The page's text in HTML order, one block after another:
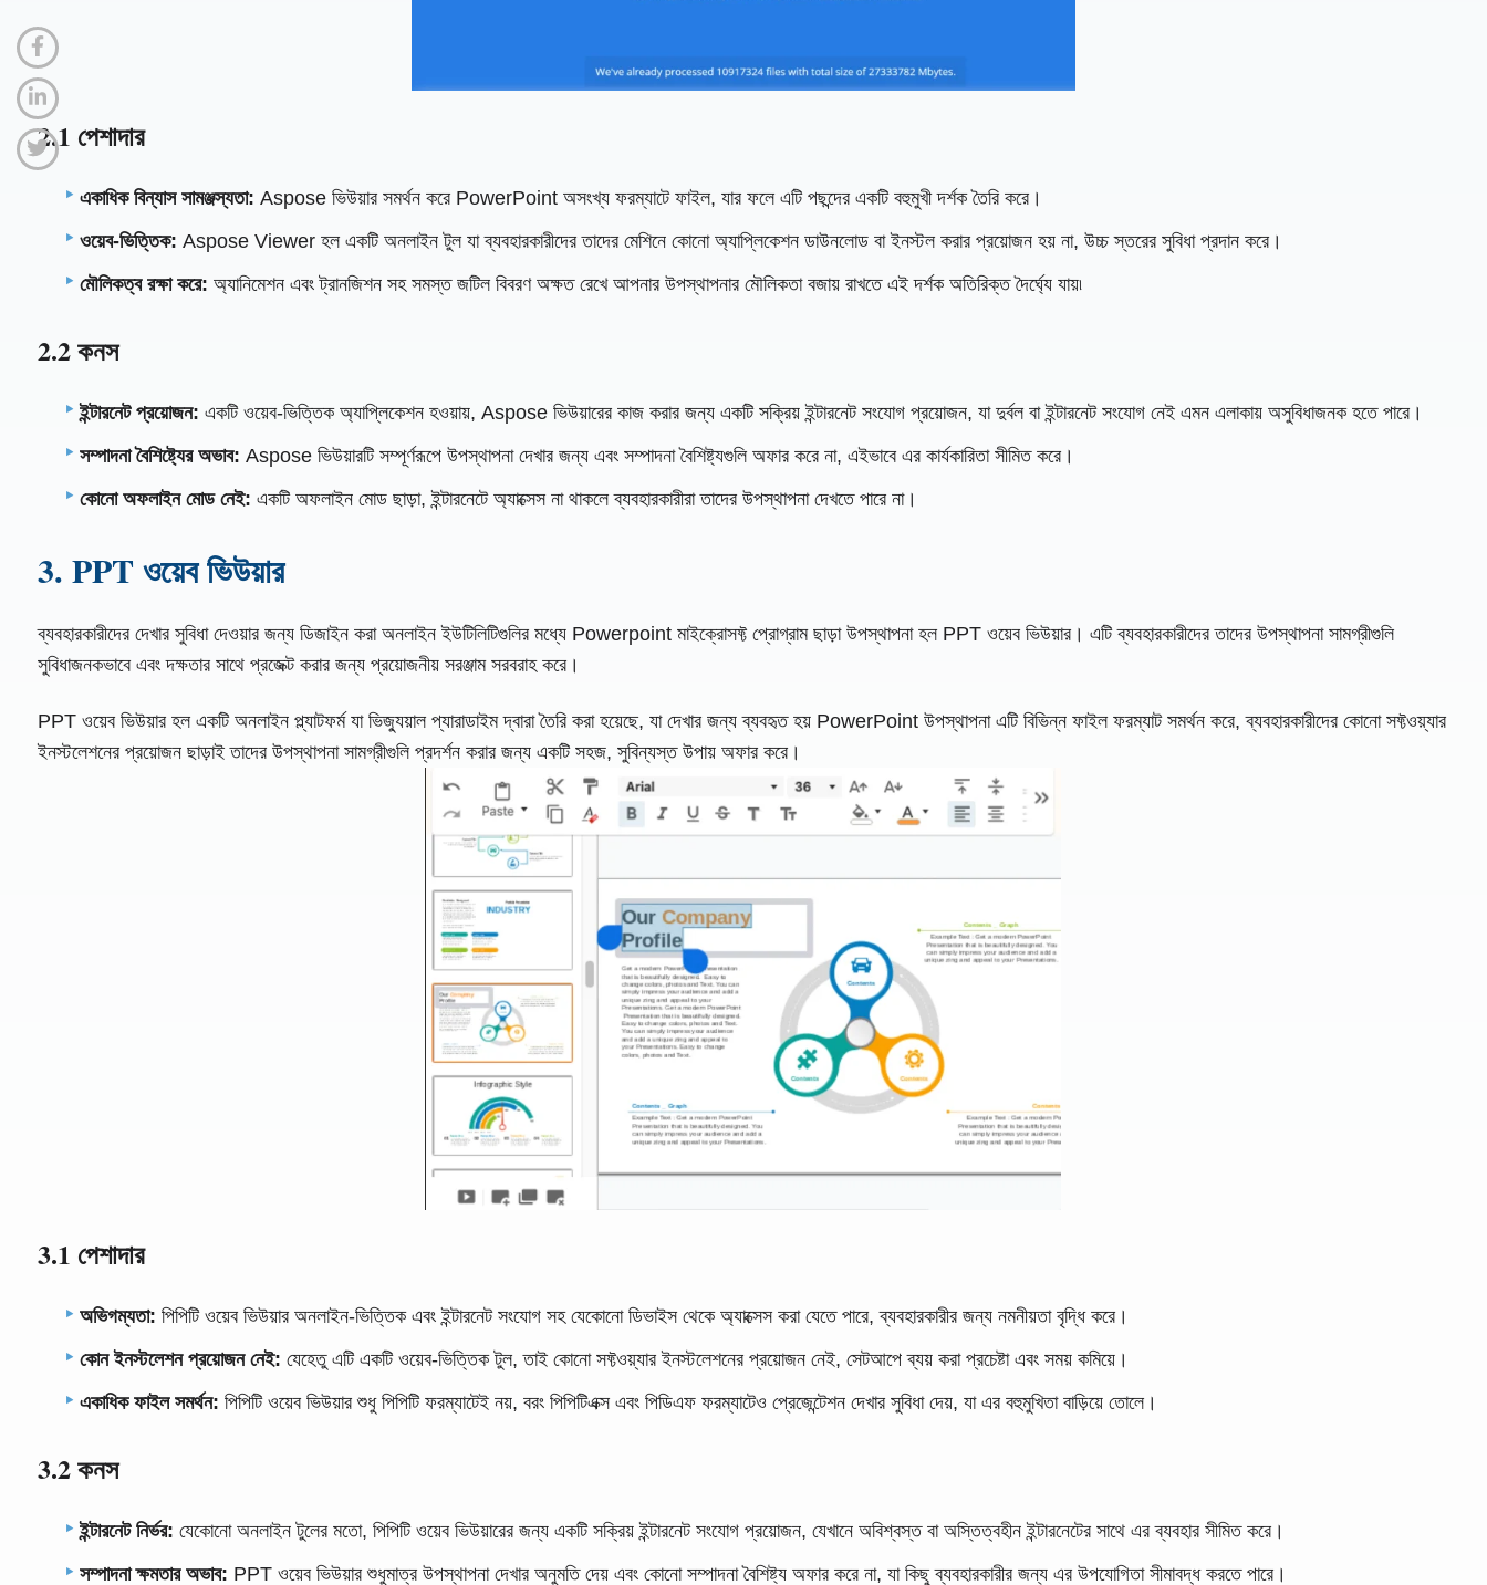
2.1 পেশাদার
একাধিক বিন্যাস সামঞ্জস্যতা: Aspose ভিউয়ার সমর্থন করে PowerPoint অসংখ্য ফরম্যাটে ফাইল, যার ফলে এটি পছন্দের একটি বহুমুখী দর্শক তৈরি করে।
ওয়েব-ভিত্তিক: Aspose Viewer হল একটি অনলাইন টুল যা ব্যবহারকারীদের তাদের মেশিনে কোনো অ্যাপ্লিকেশন ডাউনলোড বা ইনস্টল করার প্রয়োজন হয় না, উচ্চ স্তরের সুবিধা প্রদান করে।
মৌলিকত্ব রক্ষা করে: অ্যানিমেশন এবং ট্রানজিশন সহ সমস্ত জটিল বিবরণ অক্ষত রেখে আপনার উপস্থাপনার মৌলিকতা বজায় রাখতে এই দর্শক অতিরিক্ত দৈর্ঘ্যে যায়৷
2.2 কনস
ইন্টারনেট প্রয়োজন: একটি ওয়েব-ভিত্তিক অ্যাপ্লিকেশন হওয়ায়, Aspose ভিউয়ারের কাজ করার জন্য একটি সক্রিয় ইন্টারনেট সংযোগ প্রয়োজন, যা দুর্বল বা ইন্টারনেট সংযোগ নেই এমন এলাকায় অসুবিধাজনক হতে পারে।
সম্পাদনা বৈশিষ্ট্যের অভাব: Aspose ভিউয়ারটি সম্পূর্ণরূপে উপস্থাপনা দেখার জন্য এবং সম্পাদনা বৈশিষ্ট্যগুলি অফার করে না, এইভাবে এর কার্যকারিতা সীমিত করে।
কোনো অফলাইন মোড নেই: একটি অফলাইন মোড ছাড়া, ইন্টারনেটে অ্যাক্সেস না থাকলে ব্যবহারকারীরা তাদের উপস্থাপনা দেখতে পারে না।
3. PPT ওয়েব ভিউয়ার
ব্যবহারকারীদের দেখার সুবিধা দেওয়ার জন্য ডিজাইন করা অনলাইন ইউটিলিটিগুলির মধ্যে Powerpoint মাইক্রোসফ্ট প্রোগ্রাম ছাড়া উপস্থাপনা হল PPT ওয়েব ভিউয়ার। এটি ব্যবহারকারীদের তাদের উপস্থাপনা সামগ্রীগুলি
সুবিধাজনকভাবে এবং দক্ষতার সাথে প্রজেক্ট করার জন্য প্রয়োজনীয় সরঞ্জাম সরবরাহ করে।
PPT ওয়েব ভিউয়ার হল একটি অনলাইন প্ল্যাটফর্ম যা ভিজ্যুয়াল প্যারাডাইম দ্বারা তৈরি করা হয়েছে, যা দেখার জন্য ব্যবহৃত হয় PowerPoint উপস্থাপনা এটি বিভিন্ন ফাইল ফরম্যাট সমর্থন করে, ব্যবহারকারীদের কোনো সফ্টওয়্যার
ইনস্টলেশনের প্রয়োজন ছাড়াই তাদের উপস্থাপনা সামগ্রীগুলি প্রদর্শন করার জন্য একটি সহজ, সুবিন্যস্ত উপায় অফার করে।
3.1 পেশাদার
অভিগম্যতা: পিপিটি ওয়েব ভিউয়ার অনলাইন-ভিত্তিক এবং ইন্টারনেট সংযোগ সহ যেকোনো ডিভাইস থেকে অ্যাক্সেস করা যেতে পারে, ব্যবহারকারীর জন্য নমনীয়তা বৃদ্ধি করে।
কোন ইনস্টলেশন প্রয়োজন নেই: যেহেতু এটি একটি ওয়েব-ভিত্তিক টুল, তাই কোনো সফ্টওয়্যার ইনস্টলেশনের প্রয়োজন নেই, সেটআপে ব্যয় করা প্রচেষ্টা এবং সময় কমিয়ে।
একাধিক ফাইল সমর্থন: পিপিটি ওয়েব ভিউয়ার শুধু পিপিটি ফরম্যাটেই নয়, বরং পিপিটিএক্স এবং পিডিএফ ফরম্যাটেও প্রেজেন্টেশন দেখার সুবিধা দেয়, যা এর বহুমুখিতা বাড়িয়ে তোলে।
3.2 কনস
ইন্টারনেট নির্ভর: যেকোনো অনলাইন টুলের মতো, পিপিটি ওয়েব ভিউয়ারের জন্য একটি সক্রিয় ইন্টারনেট সংযোগ প্রয়োজন, যেখানে অবিশ্বস্ত বা অস্তিত্বহীন ইন্টারনেটের সাথে এর ব্যবহার সীমিত করে।
সম্পাদনা ক্ষমতার অভাব: PPT ওয়েব ভিউয়ার শুধুমাত্র উপস্থাপনা দেখার অনুমতি দেয় এবং কোনো সম্পাদনা বৈশিষ্ট্য অফার করে না, যা কিছু ব্যবহারকারীর জন্য এর উপযোগিতা সীমাবদ্ধ করতে পারে।